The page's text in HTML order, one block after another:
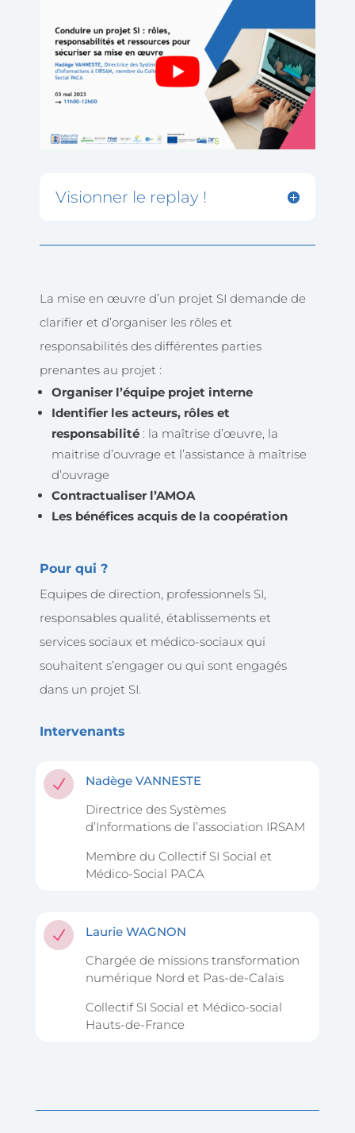
Visionner le replay !
La mise en œuvre d’un projet SI demande de
clarifier et d’organiser les rôles et
responsabilités des différentes parties
prenantes au projet :
Organiser l’équipe projet interne
Identifier les acteurs, rôles et
responsabilité : la maîtrise d’œuvre, la
maitrise d’ouvrage et l’assistance à maîtrise
d’ouvrage
Contractualiser l’AMOA
Les bénéfices acquis de la coopération
Pour qui ?
Equipes de direction, professionnels SI,
responsables qualité, établissements et
services sociaux et médico-sociaux qui
souhaitent s’engager ou qui sont engagés
dans un projet SI.
Intervenants
N
Nadège VANNESTE
Directrice des Systèmes
d’Informations de l’association IRSAM
Membre du Collectif SI Social et
Médico-Social PACA
N
Laurie WAGNON
Chargée de missions transformation
numérique Nord et Pas-de-Calais
Collectif SI Social et Médico-social
Hauts-de-France